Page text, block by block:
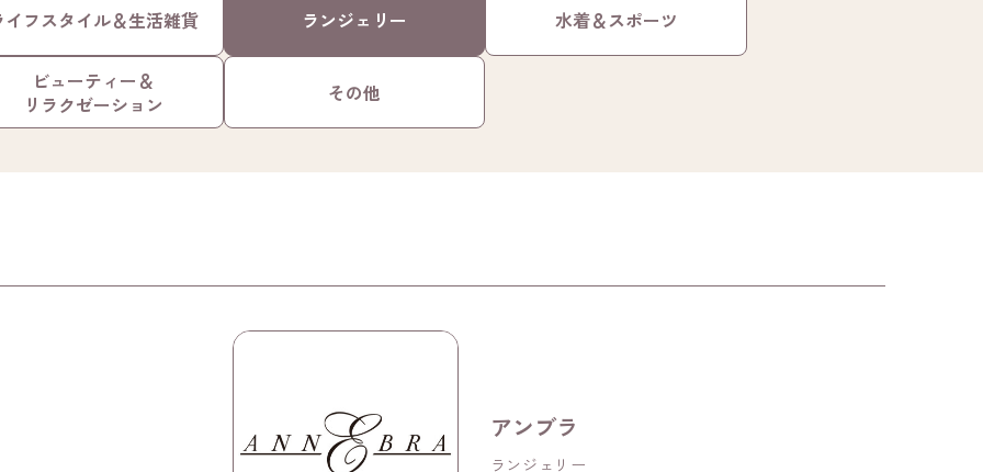
イフスタイル＆生活雑貨 ランジェリー 水着＆スポーツ
ビューティー＆
リラクゼーション
その他
アンブラ
ランジェリー